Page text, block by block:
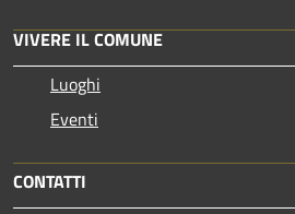
VIVERE IL COMUNE
Luoghi
Eventi
CONTATTI